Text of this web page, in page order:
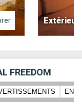
FREEDOM